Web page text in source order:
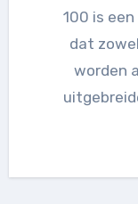
100 is
dat
worden